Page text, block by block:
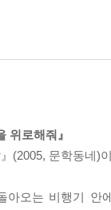
위로해줘』
(2005, 문학동네)
아오는 비행기